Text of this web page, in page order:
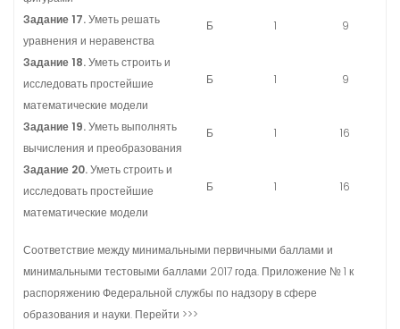
Задание 17.Уметь решать
уравнения и неравенства
Б 1 9
Задание 18.Уметь строить и
исследовать простейшие
математические модели
Б 1 9
Задание 19.Уметь выполнять
вычисления и преобразования
Б 1 16
Задание 20.Уметь строить и
исследовать простейшие
математические модели
Б 1 16
Соответствие между минимальными первичными баллами и
минимальными тестовыми баллами 2017 года. Приложение № 1 к
распоряжению Федеральной службы по надзору в сфере
образования и науки. Перейти >>>